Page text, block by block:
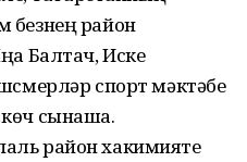
район
Балтач, Иске
спорт мәктәбе
сынаша.
район хакимияте